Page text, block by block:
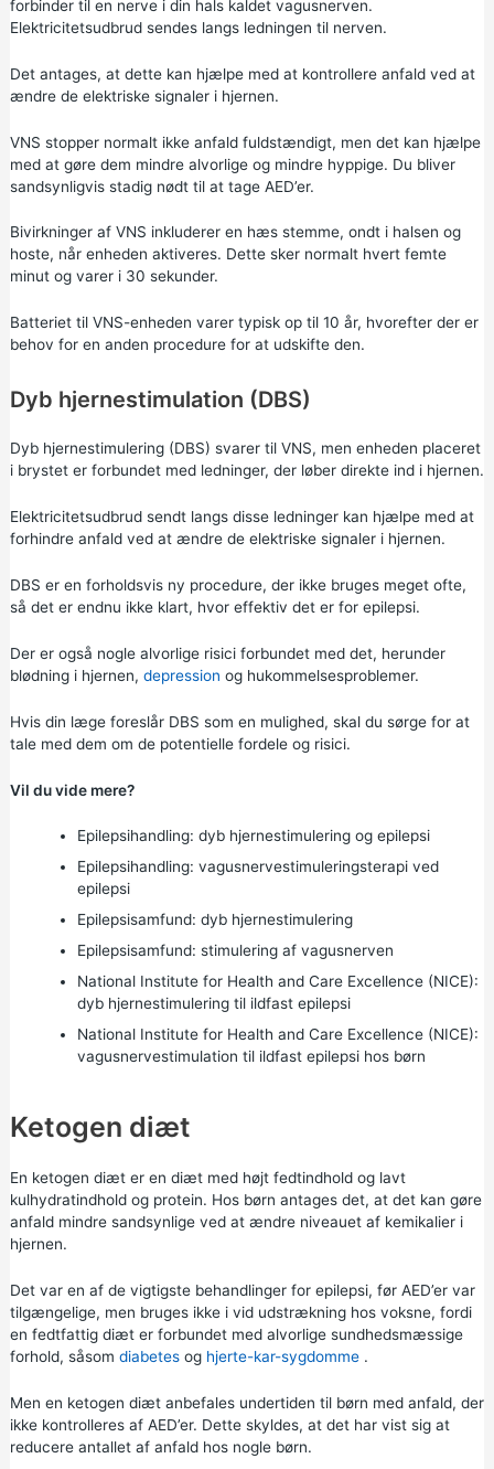
forbinder til en nerve i din hals kaldet vagusnerven.
Elektricitetsudbrud sendes langs ledningen til nerven.
Det antages, at dette kan hjælpe med at kontrollere anfald ved at
ændre de elektriske signaler i hjernen.
VNS stopper normalt ikke anfald fuldstændigt, men det kan hjælpe
med at gøre dem mindre alvorlige og mindre hyppige. Du bliver
sandsynligvis stadig nødt til at tage AED’er.
Bivirkninger af VNS inkluderer en hæs stemme, ondt i halsen og
hoste, når enheden aktiveres. Dette sker normalt hvert femte
minut og varer i 30 sekunder.
Batteriet til VNS-enheden varer typisk op til 10 år, hvorefter der er
behov for en anden procedure for at udskifte den.
Dyb hjernestimulation (DBS)
Dyb hjernestimulering (DBS) svarer til VNS, men enheden placeret
i brystet er forbundet med ledninger, der løber direkte ind i hjernen.
Elektricitetsudbrud sendt langs disse ledninger kan hjælpe med at
forhindre anfald ved at ændre de elektriske signaler i hjernen.
DBS er en forholdsvis ny procedure, der ikke bruges meget ofte,
så det er endnu ikke klart, hvor effektiv det er for epilepsi.
Der er også nogle alvorlige risici forbundet med det, herunder
blødning i hjernen, depression og hukommelsesproblemer.
Hvis din læge foreslår DBS som en mulighed, skal du sørge for at
tale med dem om de potentielle fordele og risici.
Vil du vide mere?
Epilepsihandling: dyb hjernestimulering og epilepsi
Epilepsihandling: vagusnervestimuleringsterapi ved
epilepsi
Epilepsisamfund: dyb hjernestimulering
Epilepsisamfund: stimulering af vagusnerven
National Institute for Health and Care Excellence (NICE):
dyb hjernestimulering til ildfast epilepsi
National Institute for Health and Care Excellence (NICE):
vagusnervestimulation til ildfast epilepsi hos børn
Ketogen diæt
En ketogen diæt er en diæt med højt fedtindhold og lavt
kulhydratindhold og protein. Hos børn antages det, at det kan gøre
anfald mindre sandsynlige ved at ændre niveauet af kemikalier i
hjernen.
Det var en af de vigtigste behandlinger for epilepsi, før AED’er var
tilgængelige, men bruges ikke i vid udstrækning hos voksne, fordi
en fedtfattig diæt er forbundet med alvorlige sundhedsmæssige
forhold, såsom diabetesog hjerte-kar-sygdomme.
Men en ketogen diæt anbefales undertiden til børn med anfald, der
ikke kontrolleres af AED’er. Dette skyldes, at det har vist sig at
reducere antallet af anfald hos nogle børn.